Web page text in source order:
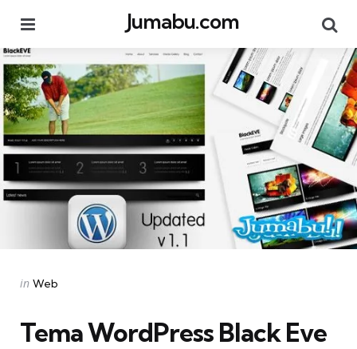
Jumabu.com
Categories
Posted
in Web
Tema WordPress Black Eve